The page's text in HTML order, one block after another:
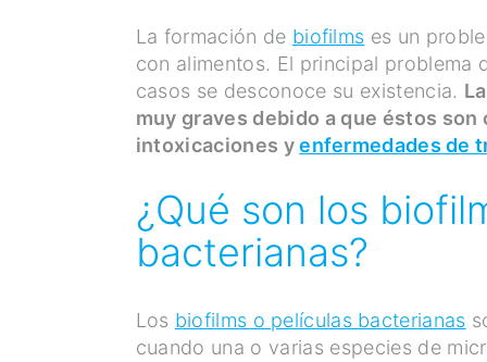
La formación de biofilms es un
con alimentos. El principal problema
casos se desconoce su existencia.
muy graves debido a que éstos
intoxicaciones yenfermedades de
¿Qué son los
bacterianas?
Los biofilms o películas bacterianas
cuando una o varias especies de